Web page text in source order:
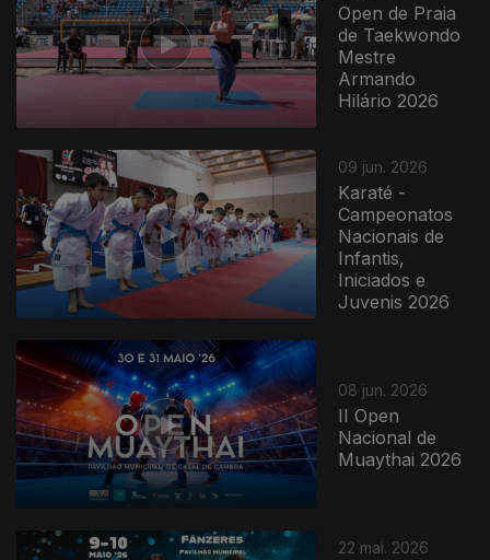
Open de Praia
de Taekwondo
Mestre
Armando
Hilário 2026
09 jun. 2026
Karaté -
Campeonatos
Nacionais de
Infantis,
Iniciados e
Juvenis 2026
08 jun. 2026
II Open
Nacional de
Muaythai 2026
22 mai. 2026